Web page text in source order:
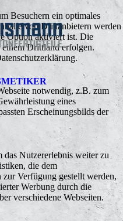
Besuchern ein optimales
von Drittanbietern werden
Option aktiviert ist. Die
Drittland erfolgen.
notwendig, z.B. zum
eines
Erscheinungsbilds der
Nutzererlebnis weiter zu
die dem
Verfügung gestellt werden,
Werbung durch die
verschiedene Webseiten.